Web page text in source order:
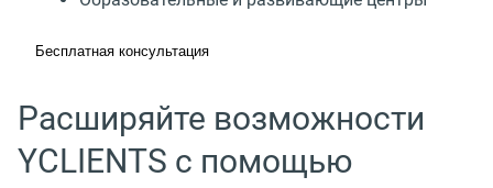
Бесплатная консультация
Расширяйте возможности
YCLIENTS с помощью